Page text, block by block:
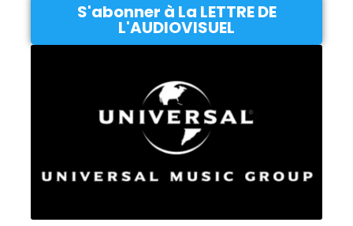
S'abonner à La LETTRE DE
L'AUDIOVISUEL